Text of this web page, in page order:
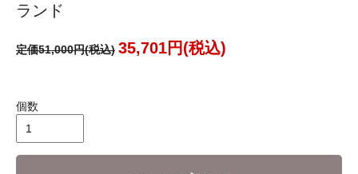
ランド
定価51,000円(税込) 35,701円(税込)
個数